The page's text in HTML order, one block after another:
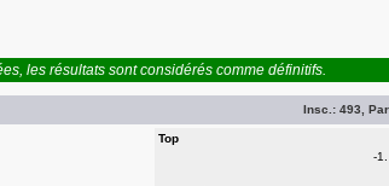
les résultats sont considérés comme définitifs.
Insc.: 493 ,
Top
-1.